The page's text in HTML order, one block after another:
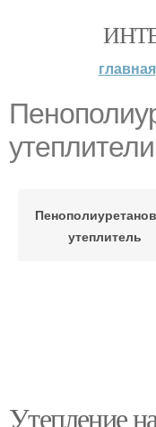
главная
утеплители
утеплитель
Утепление